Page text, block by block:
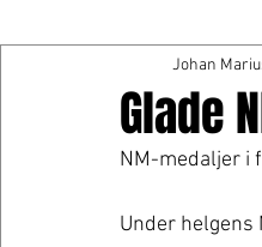
Glade
Johan
NM-medaljer i
Under helgens